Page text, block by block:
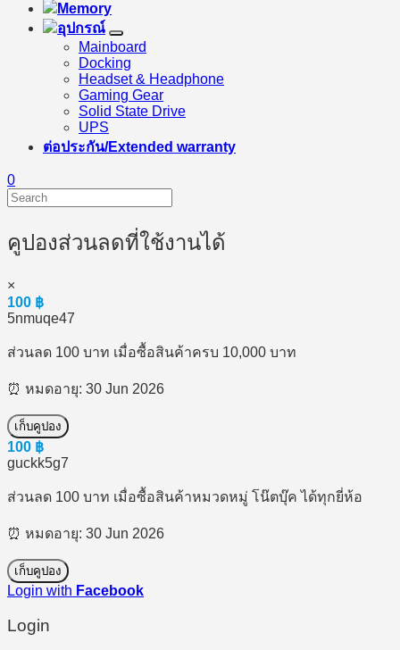
Memory
อุปกรณ์
Mainboard
Docking
Headset & Headphone
Gaming Gear
Solid State Drive
UPS
ต่อประกัน/Extended warranty
0
คูปองส่วนลดที่ใช้งานได้
×
100 ฿
5nmuqe47
ส่วนลด 100 บาท เมื่อซื้อสินค้าครบ 10,000 บาท
⏰ หมดอายุ: 30 Jun 2026
เก็บคูปอง
100 ฿
guckk5g7
ส่วนลด 100 บาท เมื่อซื้อสินค้าหมวดหมู่ โน๊ตบุ๊ค ได้ทุกยี่ห้อ
⏰ หมดอายุ: 30 Jun 2026
เก็บคูปอง
Login with Facebook
Login